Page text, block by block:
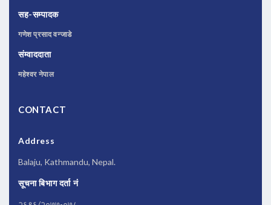
सह-सम्पादक
गणेश प्रसाद वन्जाडे
संम्वाददाता
महेश्वर नेपाल
CONTACT
Address
Balaju, Kathmandu, Nepal.
सूचना बिभाग दर्ता नं